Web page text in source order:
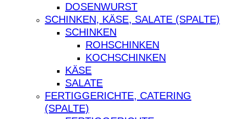
DOSENWURST
SCHINKEN, KÄSE, SALATE (SPALTE)
SCHINKEN
ROHSCHINKEN
KOCHSCHINKEN
KÄSE
SALATE
FERTIGGERICHTE, CATERING
(SPALTE)